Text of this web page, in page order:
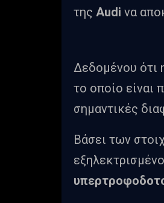
της Audi να
Δεδομένου ότι
το οποίο είναι
σημαντικές
Βάσει των